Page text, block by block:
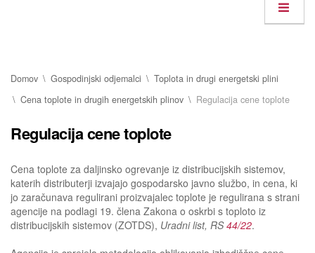
Domov Gospodinjski odjemalci
Toplota in drugi energetski plini
Cena toplote in drugih energetskih plinov
Regulacija cene toplote
Regulacija cene toplote
Cena toplote za daljinsko ogrevanje iz distribucijskih sistemov,
katerih distributerji izvajajo gospodarsko javno službo, in cena, ki
jo zaračunava regulirani proizvajalec toplote je regulirana s strani
agencije na podlagi 19. člena Zakona o oskrbi s toploto iz
distribucijskih sistemov (ZOTDS), Uradni list, RS 44/22.